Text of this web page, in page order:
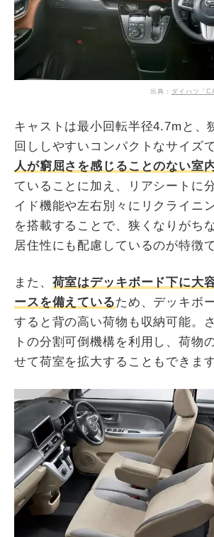
出典： ダイハツ「
キャストは最小回転半径4.7mと、
回ししやすいコンパクトなサイズ
人が窮屈さを感じることのない室
ていることに加え、リアシートに
イド機能や左右別々にリクライニ
を搭載することで、狭くなりがち
居住性にも配慮しているのが特徴で
また、 荷室はデッキボード下に大
ースを備えているため、デッキボ
すると背の高い荷物も収納可能。
トの分割可倒機構を利用し、荷物
せて荷室を拡大することもできます